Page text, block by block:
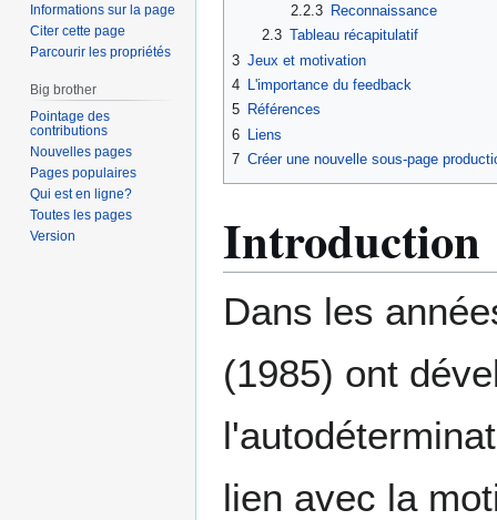
2.2.3 Reconnaissance
2.3 Tableau récapitulatif
3 Jeux et motivation
4
L'importance du feedback
5 Références
6 Liens
7 Créer une nouvelle sous-page
Introduction
Dans les
(1985) ont
lien avec la
Informations sur la page
Citer cette page
Parcourir les propriétés
Big brother
Pointage des
contributions
Nouvelles pages
Pages populaires
Qui est en ligne?
Toutes les pages
Version